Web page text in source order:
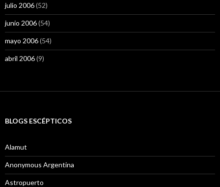
julio 2006(52)
junio 2006(54)
mayo 2006(54)
abril 2006(9)
BLOGS ESCÉPTICOS
Alamut
Anonymous Argentina
Astropuerto